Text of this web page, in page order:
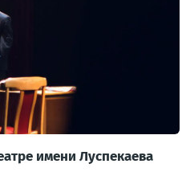
имени Луспекаева